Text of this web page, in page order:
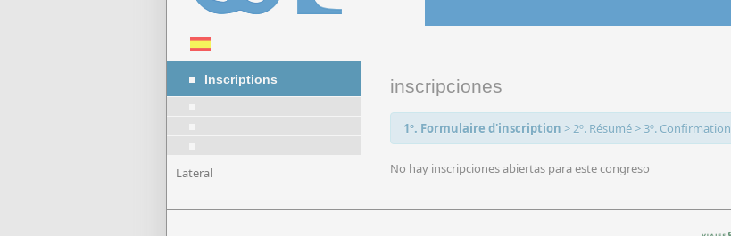
Inscriptions
Lateral
inscripciones
1º. Formulaire d'inscription >2º. Résumé> 3º. Confirmation
No hay inscripciones abiertas para este congreso